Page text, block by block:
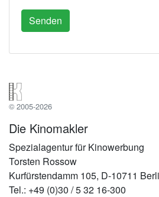
© 2005-2026
Die Kinomakler
Spezialagentur für Kinowerbung
Torsten Rossow
Kurfürstendamm 105, D-10711
Tel.: +49 (0)30 / 5 32 16-300